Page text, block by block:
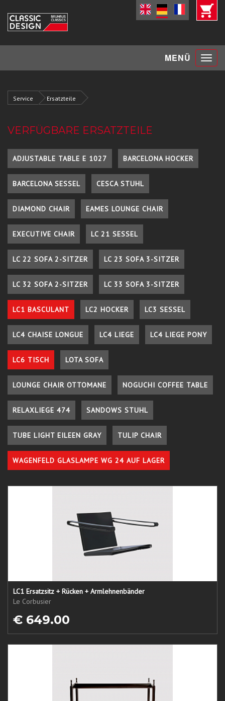
MENÜ Toggle
Service Ersatzteile
VERFÜGBARE ERSATZTEILE
ADJUSTABLE TABLE E 1027 BARCELONA HOCKER
BARCELONA SESSEL CESCA STUHL
DIAMOND CHAIR EAMES LOUNGE CHAIR
EXECUTIVE CHAIR LC 21 SESSEL
LC 22 SOFA 2-SITZER LC 23 SOFA 3-SITZER
LC 32 SOFA 2-SITZER LC 33 SOFA 3-SITZER
LC1 BASCULANT LC2 HOCKER LC3 SESSEL
LC4 CHAISE LONGUE LC4 LIEGE LC4 LIEGE PONY
LC6 TISCH LOTA SOFA
LOUNGE CHAIR OTTOMANE NOGUCHI COFFEE TABLE
RELAXLIEGE 474 SANDOWS STUHL
TUBE LIGHT EILEEN GRAY TULIP CHAIR
WAGENFELD GLASLAMPE WG 24 AUF LAGER
LC1 Ersatzsitz + Rücken + Armlehnenbänder
Le Corbusier
€ 649.00